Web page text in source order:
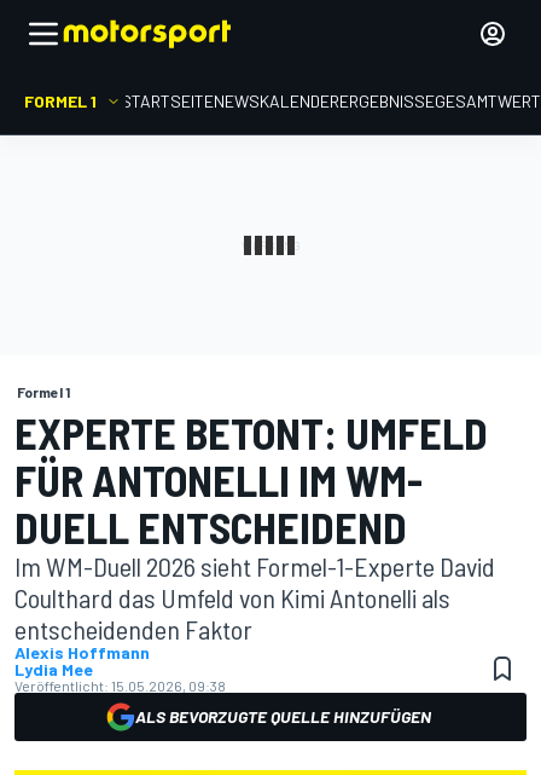
FORMEL 1 STARTSEITENEWSKALENDERERGEBNISSE
Formel 1
EXPERTE BETONT: UMFELD
FÜR ANTONELLI IM WM-
DUELL ENTSCHEIDEND
Im WM-Duell 2026 sieht Formel-1-Experte David
Coulthard das Umfeld von Kimi Antonelli als
entscheidenden Faktor
Alexis Hoffmann
Lydia Mee
Veröffentlicht: 15.05.2026, 09:38
ALS BEVORZUGTE QUELLE HINZUFÜGEN